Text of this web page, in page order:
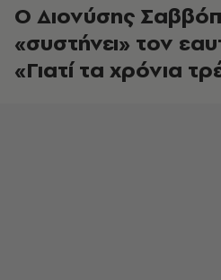
Ο Διονύσης
«συστήνει» τον
«Γιατί τα χρόνια